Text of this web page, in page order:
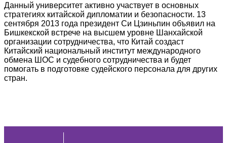
Данный университет активно участвует в основных
стратегиях китайской дипломатии и безопасности. 13
сентября 2013 года президент Си Цзиньпин объявил на
Бишкекской встрече на высшем уровне Шанхайской
организации сотрудничества, что Китай создаст
Китайский национальный институт международного
обмена ШОС и судебного сотрудничества и будет
помогать в подготовке судейского персонала для других
стран.